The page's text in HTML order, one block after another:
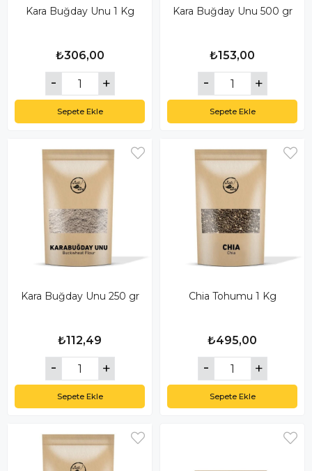
Kara Buğday Unu 1 Kg
₺306,00
Sepete Ekle
Kara Buğday Unu 500 gr
₺153,00
Sepete Ekle
Kara Buğday Unu 250 gr
₺112,49
Sepete Ekle
Chia Tohumu 1 Kg
₺495,00
Sepete Ekle